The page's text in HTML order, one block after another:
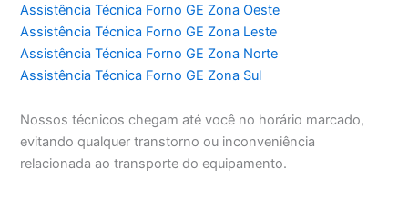
Assistência Técnica Forno GE Zona Oeste
Assistência Técnica Forno GE Zona Leste
Assistência Técnica Forno GE Zona Norte
Assistência Técnica Forno GE Zona Sul
Nossos técnicos chegam até você no horário marcado,
evitando qualquer transtorno ou inconveniência
relacionada ao transporte do equipamento.